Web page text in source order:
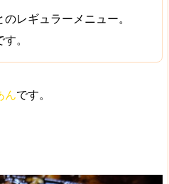
レギュラーメニュー。
。
んです。